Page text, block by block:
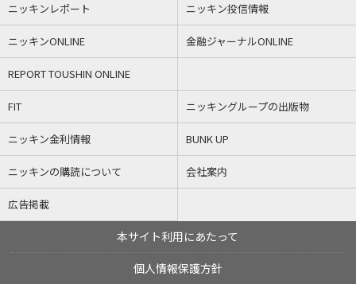
ニッキンレポート ニッキン投信情報
ニッキンONLINE 金融ジャーナルONLINE
REPORT TOUSHIN ONLINE
FIT ニッキングループの出版物
ニッキン金利情報 BUNK UP
ニッキンの購読について 会社案内
広告掲載
本サイト利用にあたって
個人情報保護方針